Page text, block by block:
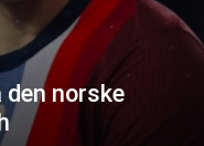
den norske